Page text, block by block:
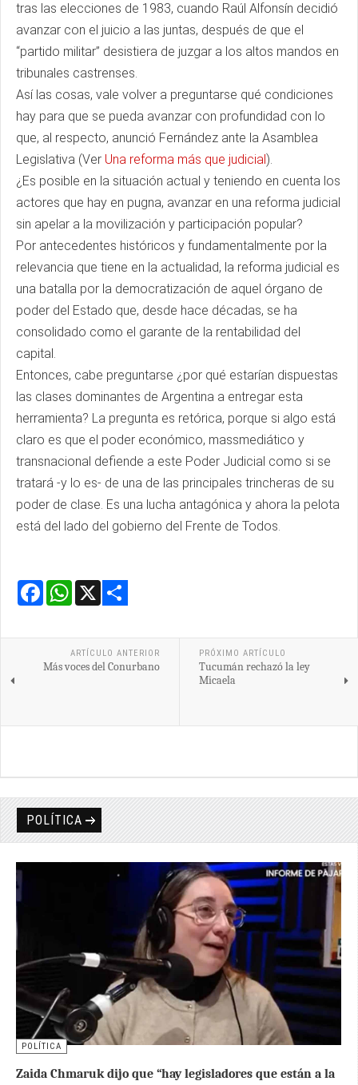
tras las elecciones de 1983, cuando Raúl Alfonsín decidió
avanzar con el juicio a las juntas, después de que el
“partido militar” desistiera de juzgar a los altos mandos en
tribunales castrenses.
Así las cosas, vale volver a preguntarse qué condiciones
hay para que se pueda avanzar con profundidad con lo
que, al respecto, anunció Fernández ante la Asamblea
Legislativa (Ver Una reforma más que judicial).
¿Es posible en la situación actual y teniendo en cuenta los
actores que hay en pugna, avanzar en una reforma judicial
sin apelar a la movilización y participación popular?
Por antecedentes históricos y fundamentalmente por la
relevancia que tiene en la actualidad, la reforma judicial es
una batalla por la democratización de aquel órgano de
poder del Estado que, desde hace décadas, se ha
consolidado como el garante de la rentabilidad del
capital.
Entonces, cabe preguntarse ¿por qué estarían dispuestas
las clases dominantes de Argentina a entregar esta
herramienta? La pregunta es retórica, porque si algo está
claro es que el poder económico, massmediático y
transnacional defiende a este Poder Judicial como si se
tratará -y lo es- de una de las principales trincheras de su
poder de clase. Es una lucha antagónica y ahora la pelota
está del lado del gobierno del Frente de Todos.
Facebook
WhatsApp
ARTÍCULO ANTERIOR
Más voces del Conurbano
PRÓXIMO ARTÍCULO
Tucumán rechazó la ley
Micaela
POLÍTICA
POLÍTICA
Zaida Chmaruk dijo que “hay legisladores que están a la